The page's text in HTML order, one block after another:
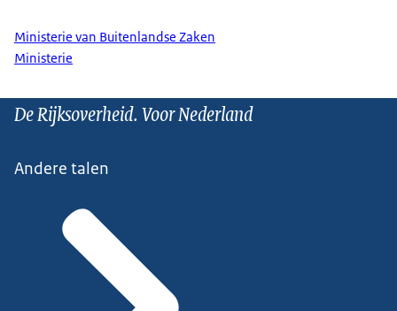
Ministerie van Buitenlandse Zaken
Ministerie
De Rijksoverheid. Voor Nederland
Andere talen